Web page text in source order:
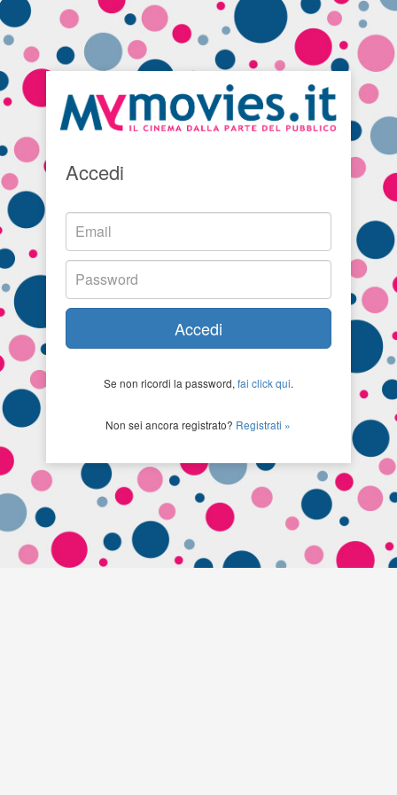
Accedi
Accedi
Se non ricordi la password, fai click qui.
Non sei ancora registrato? Registrati »